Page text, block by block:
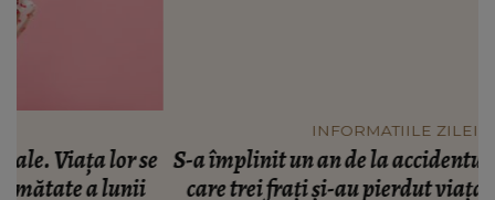
INFORMATIILE ZILEI
S-a împlinit un an de la accidentul din Spania în
care trei frați și-au pierdut viața! Mama lor a